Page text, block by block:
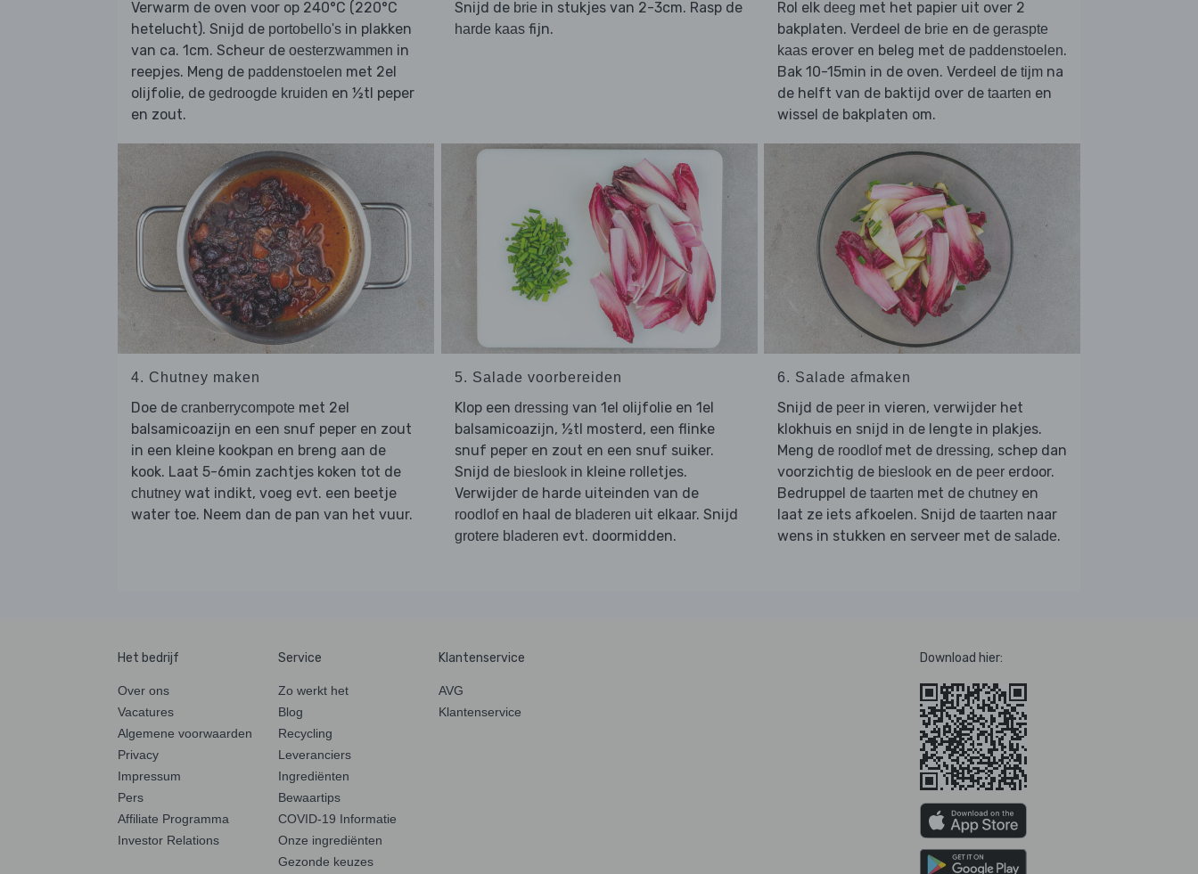
Verwarm de oven voor op 240°C (220°C
hetelucht). Snijd de portobello's in plakken
van ca. 1cm. Scheur de oesterzwammen in
reepjes. Meng de paddenstoelen met 2el
olijfolie, de gedroogde kruiden en ½tl peper
en zout.
Snijd de brie in stukjes van 2-3cm. Rasp de
harde kaasfijn.
Rol elk deeg met het papier uit over 2
bakplaten. Verdeel de brie en de geraspte
kaas erover en beleg met de paddenstoelen.
Bak 10-15min in de oven. Verdeel de tijm na
de helft van de baktijd over de taarten en
wissel de bakplaten om.
4. Chutney maken
Doe de cranberrycompote met 2el
balsamicoazijn en een snuf peper en zout
in een kleine kookpan en breng aan de
kook. Laat 5-6min zachtjes koken tot de
chutney wat indikt, voeg evt. een beetje
water toe. Neem dan de pan van het vuur.
5. Salade voorbereiden
Klop een dressing van 1el olijfolie en 1el
balsamicoazijn, ½tl mosterd, een flinke
snuf peper en zout en een snuf suiker.
Snijd de bieslookin kleine rolletjes.
Verwijder de harde uiteinden van de
roodlofen haal de bladeren uit elkaar. Snijd
grotere bladeren evt. doormidden.
6. Salade afmaken
Snijd de peer in vieren, verwijder het
klokhuis en snijd in de lengte in plakjes.
Meng de roodlofmet de dressing, schep dan
voorzichtig de bieslook en de peer erdoor.
Bedruppel de taarten met de chutney en
laat ze iets afkoelen. Snijd de taarten naar
wens in stukken en serveer met de salade.
Het bedrijf
Over ons
Vacatures
Algemene voorwaarden
Privacy
Impressum
Pers
Affiliate Programma
Investor Relations
Service
Zo werkt het
Blog
Recycling
Leveranciers
Ingrediënten
Bewaartips
COVID-19 Informatie
Onze ingrediënten
Gezonde keuzes
Klantenservice
AVG
Klantenservice
Download hier: